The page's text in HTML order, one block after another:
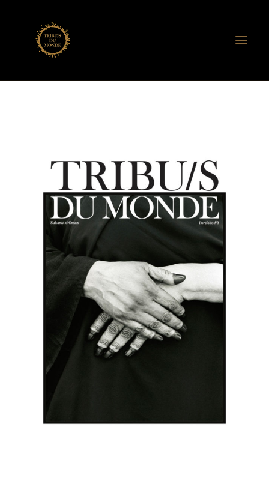
CERCLES DE VIE
CARNETS NOMADES
EXPOSITIONS
AUSTRALIE